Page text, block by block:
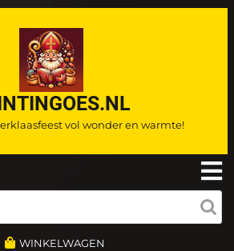
vol wonder en warmte!
WINKELWAGEN